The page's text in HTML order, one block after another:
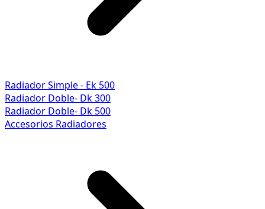
Radiador Simple - Ek 500
Radiador Doble- Dk 300
Radiador Doble- Dk 500
Accesorios Radiadores